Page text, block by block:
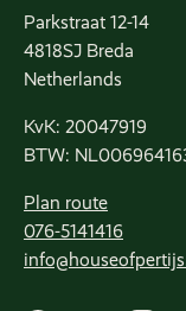
Parkstraat 12-14
4818SJ Breda
Netherlands
KvK: 20047919
BTW:
Plan route
076-5141416